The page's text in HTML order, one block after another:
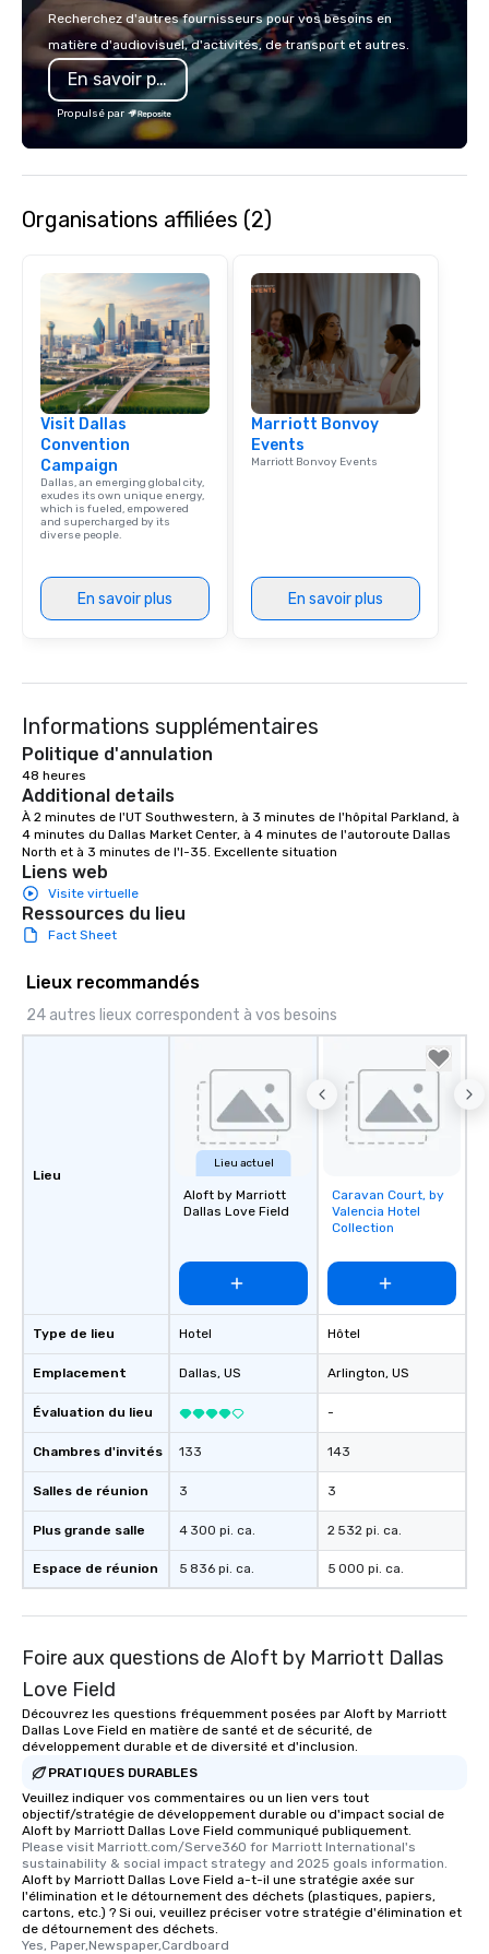
Recherchez d'autres fournisseurs pour vos besoins en
matière d'audiovisuel, d'activités, de transport et autres.
En savoir plus
Propulsé par
Organisations affiliées (2)
Visit Dallas
Convention
Campaign
Dallas, an emerging global city,
exudes its own unique energy,
which is fueled, empowered
and supercharged by its
diverse people.
En savoir plus
Marriott Bonvoy
Events
Marriott Bonvoy Events
En savoir plus
Informations supplémentaires
Politique d'annulation
48 heures
Additional details
À 2 minutes de l'UT Southwestern, à 3 minutes de l'hôpital Parkland, à
4 minutes du Dallas Market Center, à 4 minutes de l'autoroute Dallas
North et à 3 minutes de l'I-35. Excellente situation
Liens web
Visite virtuelle
Ressources du lieu
Fact Sheet
Lieux recommandés
24 autres lieux correspondent à vos besoins
Lieu
Type de lieu
Emplacement
Évaluation du lieu
Chambres d'invités
Salles de réunion
Plus grande salle
Espace de réunion
Lieu actuel
Aloft by Marriott
Dallas Love Field
Hotel
Dallas, US
133
3
4 300 pi. ca.
5 836 pi. ca.
Removed from
favorites
Caravan Court, by
Valencia Hotel
Collection
Hôtel
Arlington, US
-
143
3
2 532 pi. ca.
5 000 pi. ca.
Foire aux questions de Aloft by Marriott Dallas
Love Field
Découvrez les questions fréquemment posées par Aloft by Marriott
Dallas Love Field en matière de santé et de sécurité, de
développement durable et de diversité et d'inclusion.
PRATIQUES DURABLES
Veuillez indiquer vos commentaires ou un lien vers tout
objectif/stratégie de développement durable ou d'impact social de
Aloft by Marriott Dallas Love Field communiqué publiquement.
Please visit Marriott.com/Serve360 for Marriott International's
sustainability & social impact strategy and 2025 goals information.
Aloft by Marriott Dallas Love Field a-t-il une stratégie axée sur
l'élimination et le détournement des déchets (plastiques, papiers,
cartons, etc.) ? Si oui, veuillez préciser votre stratégie d'élimination et
de détournement des déchets.
Yes, Paper,Newspaper,Cardboard